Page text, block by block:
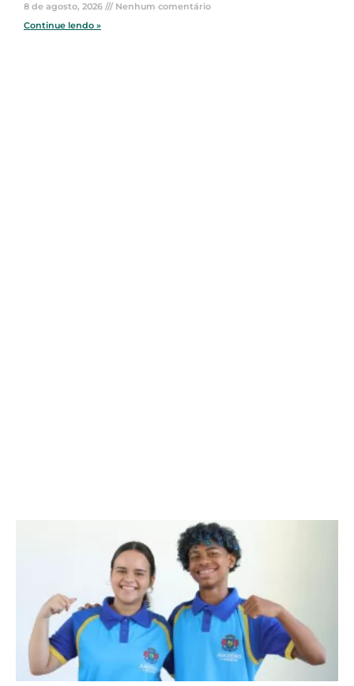
8 de agosto, 2026
Nenhum comentário
Continue lendo »